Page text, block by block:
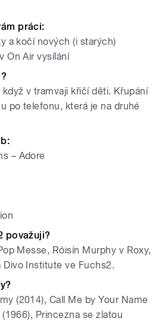
práci:
a kočí nových (i starých)
On Air vysílání
v tramvaji křičí děti. Křupání
po telefonu, která je na druhé
– Adore
považuji?
Messe, Róisín Murphy v Roxy,
Institute ve Fuchs2.
(2014), Call Me by Your Name
Princezna se zlatou